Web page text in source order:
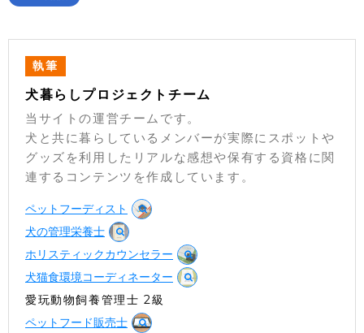
執筆
犬暮らしプロジェクトチーム
当サイトの運営チームです。
犬と共に暮らしているメンバーが実際にスポットや
グッズを利用したリアルな感想や保有する資格に関
連するコンテンツを作成しています。
ペットフーディスト
犬の管理栄養士
ホリスティックカウンセラー
犬猫食環境コーディネーター
愛玩動物飼養管理士 2級
ペットフード販売士